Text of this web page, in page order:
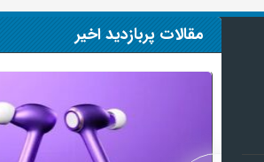
مقالات پربازدید اخیر